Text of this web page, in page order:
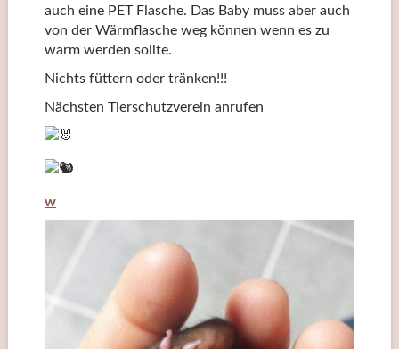
auch eine PET Flasche. Das Baby muss aber auch
von der Wärmflasche weg können wenn es zu
warm werden sollte.
Nichts füttern oder tränken!!!
Nächsten Tierschutzverein anrufen
w